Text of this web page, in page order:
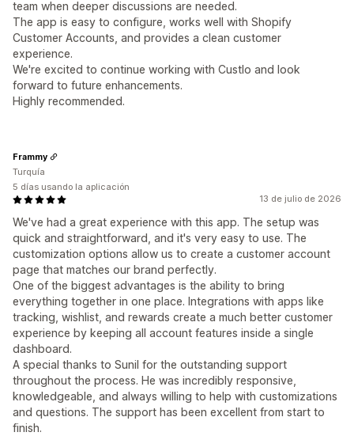
team when deeper discussions are needed.
The app is easy to configure, works well with Shopify
Customer Accounts, and provides a clean customer
experience.
We're excited to continue working with Custlo and look
forward to future enhancements.
Highly recommended.
13 de julio de 2026
We've had a great experience with this app. The setup was
quick and straightforward, and it's very easy to use. The
customization options allow us to create a customer account
page that matches our brand perfectly.
One of the biggest advantages is the ability to bring
everything together in one place. Integrations with apps like
tracking, wishlist, and rewards create a much better customer
experience by keeping all account features inside a single
dashboard.
A special thanks to Sunil for the outstanding support
throughout the process. He was incredibly responsive,
knowledgeable, and always willing to help with customizations
and questions. The support has been excellent from start to
finish.
Frammy
Turquía
5 días usando la aplicación